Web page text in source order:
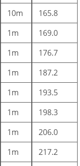
10m
165.8
1m
169.0
1m
176.7
1m
187.2
1m
193.5
1m
198.3
1m
206.0
1m
217.2